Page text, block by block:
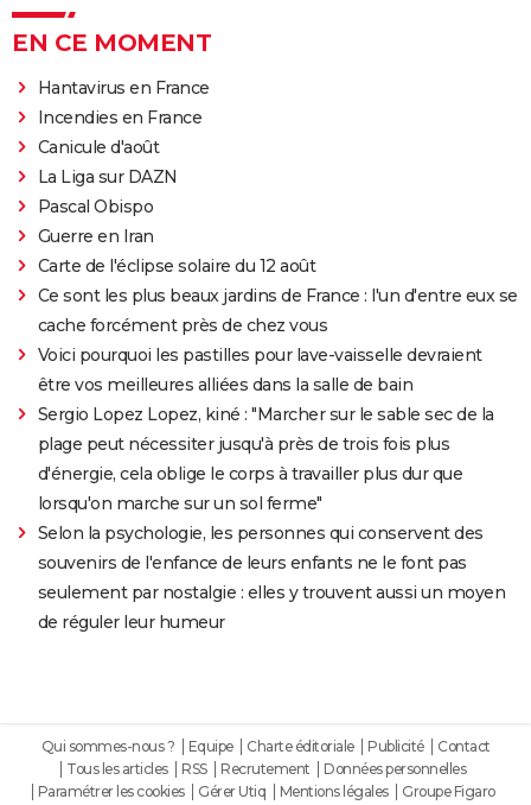
EN CE MOMENT
Hantavirus en France
Incendies en France
Canicule d'août
La Liga sur DAZN
Pascal Obispo
Guerre en Iran
Carte de l'éclipse solaire du 12 août
Ce sont les plus beaux jardins de France : l'un d'entre eux se
cache forcément près de chez vous
Voici pourquoi les pastilles pour lave-vaisselle devraient
être vos meilleures alliées dans la salle de bain
Sergio Lopez Lopez, kiné : "Marcher sur le sable sec de la
plage peut nécessiter jusqu'à près de trois fois plus
d'énergie, cela oblige le corps à travailler plus dur que
lorsqu'on marche sur un sol ferme"
Selon la psychologie, les personnes qui conservent des
souvenirs de l'enfance de leurs enfants ne le font pas
seulement par nostalgie : elles y trouvent aussi un moyen
de réguler leur humeur
Qui sommes-nous ? Equipe Charte éditoriale Publicité
Contact
Tous les articles
RSS Recrutement
Données personnelles
Paramétrer les cookies
Gérer Utiq Mentions légales
Groupe Figaro